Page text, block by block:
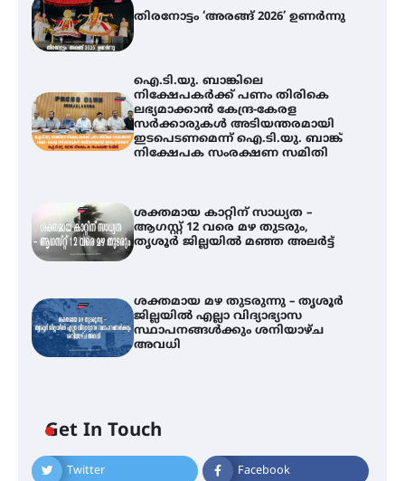
തിരനോട്ടം ‘അരങ്ങ് 2026’ ഉണർന്നു
ഐ.ടി.യു. ബാങ്കിലെ
നിക്ഷേപകർക്ക് പണം തിരികെ
ലഭ്യമാക്കാൻ കേന്ദ്ര-കേരള
സർക്കാരുകൾ അടിയന്തരമായി
ഇടപെടണമെന്ന് ഐ.ടി.യു. ബാങ്ക്
നിക്ഷേപക സംരക്ഷണ സമിതി
ശക്തമായ കാറ്റിന് സാധ്യത –
ആഗസ്റ്റ് 12 വരെ മഴ തുടരും,
തൃശൂർ ജില്ലയിൽ മഞ്ഞ അലർട്ട്
ശക്തമായ മഴ തുടരുന്നു – തൃശൂർ
ജില്ലയിൽ എല്ലാ വിദ്യാഭ്യാസ
സ്ഥാപനങ്ങൾക്കും ശനിയാഴ്ച
അവധി
Get In Touch
Twitter Facebook
ഐ.ടി.യു. ബാങ്കിലെ
നിക്ഷേപക സംരക്ഷണ സമിതി
ശക്തമായ കാറ്റിന് സാധ്യത –